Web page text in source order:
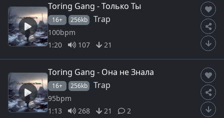
Toring Gang - Только Ты
16+ 256kb Trap
100bpm
1:20
107 21
Toring Gang - Она не Знала
16+ 256kb Trap
95bpm
1:13
268 21 2